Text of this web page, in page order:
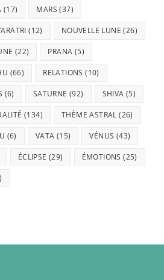
(17) MARS (37)
(12) NOUVELLE LUNE (26)
(22) PRANA (5)
(66) RELATIONS (10)
(6) SATURNE (92) SHIVA (5)
(134) THÈME ASTRAL (26)
(6) VATA (15) VÉNUS (43)
ÉCLIPSE (29) ÉMOTIONS (25)